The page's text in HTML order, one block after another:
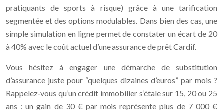
pratiquants de sports à risque) grâce à une tarification
segmentée et des options modulables. Dans bien des cas, une
simple simulation en ligne permet de constater un écart de 20
à 40% avec le coût actuel d’une assurance de prêt Cardif.
Vous hésitez à engager une démarche de substitution
d’assurance juste pour “quelques dizaines d’euros” par mois ?
Rappelez‑vous qu’un crédit immobilier s’étale sur 15, 20 ou 25
ans : un gain de 30 € par mois représente plus de 7 000 €